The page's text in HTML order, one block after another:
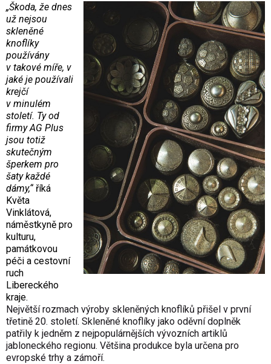
„Škoda, že dnes
už nejsou
skleněné
knoflíky
používány
v takové míře, v
jaké je používali
krejčí
v minulém
století. Ty od
firmy AG Plus
jsou totiž
skutečným
šperkem pro
šaty každé
dámy,“ říká
Květa
Vinklátová,
náměstkyně pro
kulturu,
památkovou
péči a cestovní
ruch
Libereckého
kraje.
Největší rozmach výroby skleněných knoflíků přišel v první
třetině 20. století. Skleněné knoflíky jako oděvní doplněk
patřily k jedněm z nejpopulárnějších vývozních artiklů
jabloneckého regionu. Většina produkce byla určena pro
evropské trhy a zámoří.